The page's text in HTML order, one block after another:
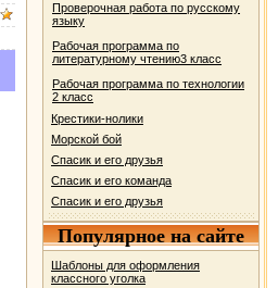
Проверочная работа по русскому
языку
Рабочая программа по
литературному чтению3 класс
Рабочая программа по технологии
2 класс
Крестики-нолики
Морской бой
Спасик и его друзья
Спасик и его команда
Спасик и его друзья
Популярное на сайте
Шаблоны для оформления
классного уголка